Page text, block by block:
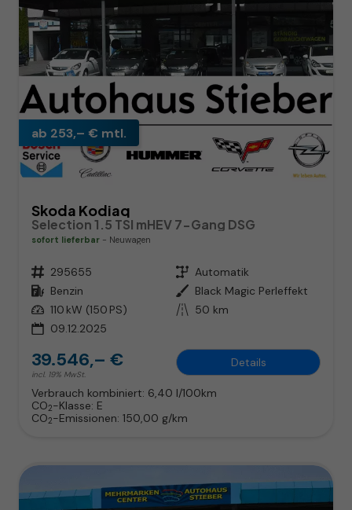
ab 253,– € mtl.
Skoda Kodiaq
Selection 1.5 TSI mHEV 7-Gang DSG
sofort lieferbar Neuwagen
Fahrzeugnr. 295655 Getriebe Automatik
Kraftstoff Benzin Außenfarbe Black Magic Perleffekt
Leistung 110 kW (150 PS) Kilometerstand 50 km
09.12.2025
39.546,– €
incl. 19% MwSt.
Details
Verbrauch kombiniert: 6,40 l/100km
CO2-Klasse: E
CO2-Emissionen: 150,00 g/km